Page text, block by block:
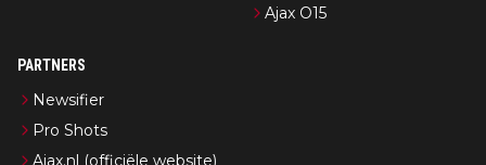
Ajax O15
PARTNERS
Newsifier
Pro Shots
Ajax.nl (officiële website)